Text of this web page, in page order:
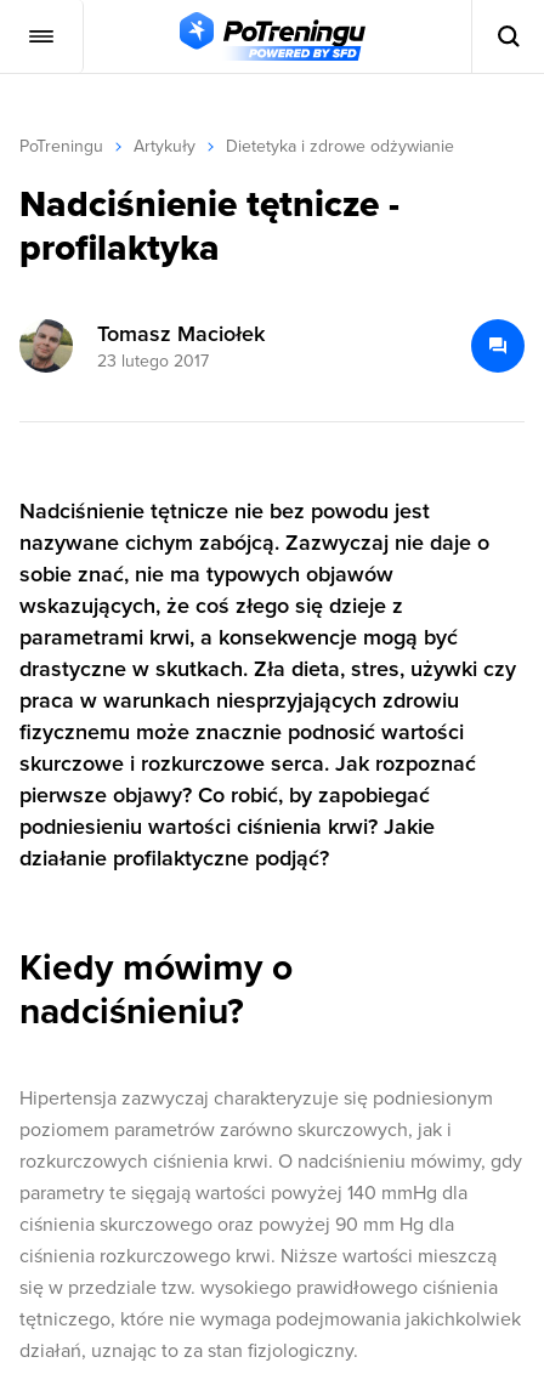
PoTreningu Artykuły Dietetyka i zdrowe odżywianie
Nadciśnienie tętnicze -
profilaktyka
Tomasz Maciołek
23 lutego 2017
Nadciśnienie tętnicze nie bez powodu jest
nazywane cichym zabójcą. Zazwyczaj nie daje o
sobie znać, nie ma typowych objawów
wskazujących, że coś złego się dzieje z
parametrami krwi, a konsekwencje mogą być
drastyczne w skutkach. Zła dieta, stres, używki czy
praca w warunkach niesprzyjających zdrowiu
fizycznemu może znacznie podnosić wartości
skurczowe i rozkurczowe serca. Jak rozpoznać
pierwsze objawy? Co robić, by zapobiegać
podniesieniu wartości ciśnienia krwi? Jakie
działanie profilaktyczne podjąć?
Kiedy mówimy o
nadciśnieniu?
Hipertensja zazwyczaj charakteryzuje się podniesionym
poziomem parametrów zarówno skurczowych, jak i
rozkurczowych ciśnienia krwi. O nadciśnieniu mówimy, gdy
parametry te sięgają wartości powyżej 140 mmHg dla
ciśnienia skurczowego oraz powyżej 90 mm Hg dla
ciśnienia rozkurczowego krwi. Niższe wartości mieszczą
się w przedziale tzw. wysokiego prawidłowego ciśnienia
tętniczego, które nie wymaga podejmowania jakichkolwiek
działań, uznając to za stan fizjologiczny.